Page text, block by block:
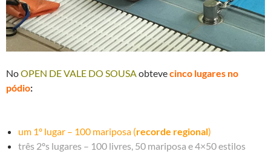
NoOPEN DE VALE DO SOUSAobtevecinco lugares no
pódio:
um 1º lugar – 100 mariposa (recorde regional)
três 2ºs lugares – 100 livres, 50 mariposa e 4×50 estilos